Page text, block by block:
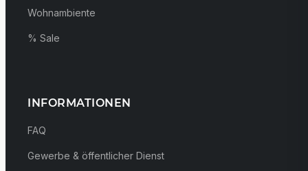
Wohnambiente
% Sale
INFORMATIONEN
FAQ
Gewerbe & öffentlicher Dienst